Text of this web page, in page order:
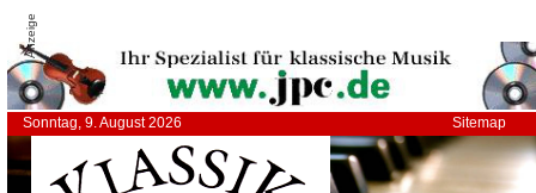
Anzeige
Sonntag, 9. August 2026 Sitemap